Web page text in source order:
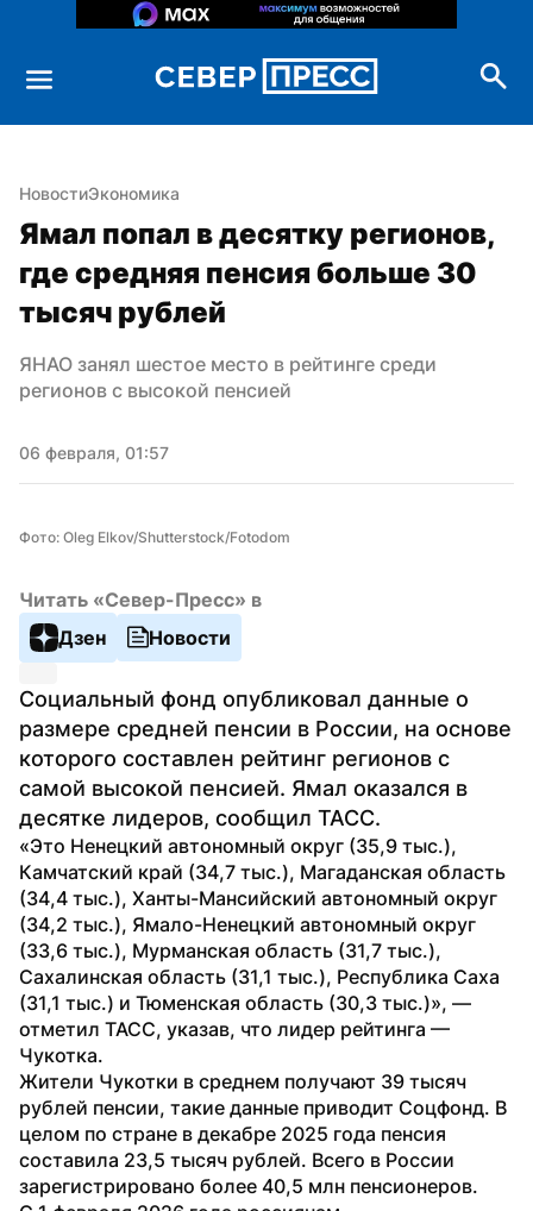
НовостиЭкономика
Ямал попал в десятку регионов,
где средняя пенсия больше 30
тысяч рублей
ЯНАО занял шестое место в рейтинге среди
регионов с высокой пенсией
06 февраля, 01:57
Фото: Oleg Elkov/Shutterstock/Fotodom
Читать «Север-Пресс» в
Дзен
Новости
Социальный фонд опубликовал данные о
размере средней пенсии в России, на основе
которого составлен рейтинг регионов с
самой высокой пенсией. Ямал оказался в
десятке лидеров, сообщил ТАСС.
«Это Ненецкий автономный округ (35,9 тыс.),
Камчатский край (34,7 тыс.), Магаданская область
(34,4 тыс.), Ханты-Мансийский автономный округ
(34,2 тыс.), Ямало-Ненецкий автономный округ
(33,6 тыс.), Мурманская область (31,7 тыс.),
Сахалинская область (31,1 тыс.), Республика Саха
(31,1 тыс.) и Тюменская область (30,3 тыс.)», —
отметил ТАСС, указав, что лидер рейтинга —
Чукотка.
Жители Чукотки в среднем получают 39 тысяч
рублей пенсии, такие данные приводит Соцфонд. В
целом по стране в декабре 2025 года пенсия
составила 23,5 тысяч рублей. Всего в России
зарегистрировано более 40,5 млн пенсионеров.